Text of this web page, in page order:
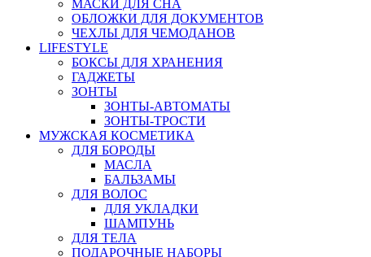
МАСКИ ДЛЯ СНА
ОБЛОЖКИ ДЛЯ ДОКУМЕНТОВ
ЧЕХЛЫ ДЛЯ ЧЕМОДАНОВ
LIFESTYLE
БОКСЫ ДЛЯ ХРАНЕНИЯ
ГАДЖЕТЫ
ЗОНТЫ
ЗОНТЫ-АВТОМАТЫ
ЗОНТЫ-ТРОСТИ
МУЖСКАЯ КОСМЕТИКА
ДЛЯ БОРОДЫ
МАСЛА
БАЛЬЗАМЫ
ДЛЯ ВОЛОС
ДЛЯ УКЛАДКИ
ШАМПУНЬ
ДЛЯ ТЕЛА
ПОДАРОЧНЫЕ НАБОРЫ